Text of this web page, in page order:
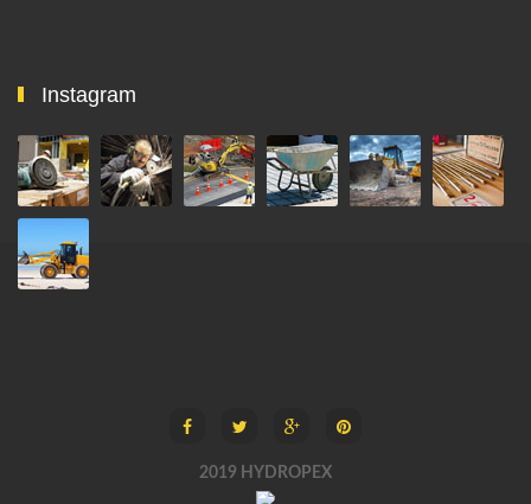
Instagram
2019 HYDROPEX